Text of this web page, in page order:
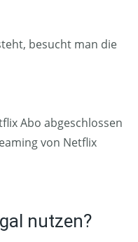
besucht man die
Abo abgeschlossen
von Netflix
nutzen?